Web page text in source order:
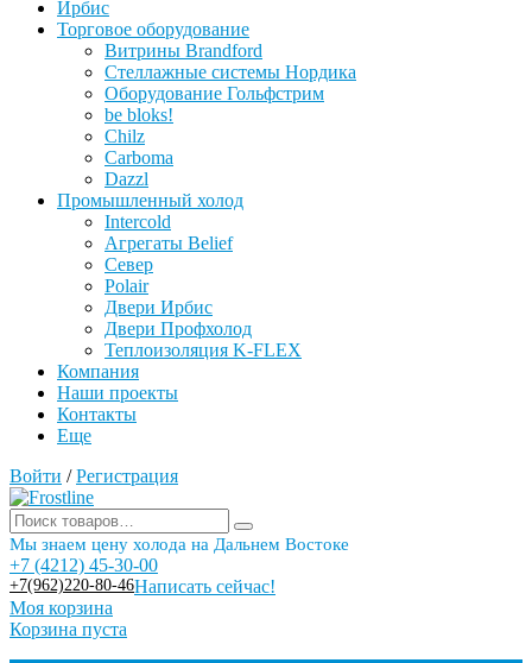
Ирбис
Торговое оборудование
Витрины Brandford
Стеллажные системы Нордика
Оборудование Гольфстрим
be bloks!
Chilz
Carboma
Dazzl
Промышленный холод
Intercold
Агрегаты Belief
Север
Polair
Двери Ирбис
Двери Профхолод
Теплоизоляция K-FLEX
Компания
Наши проекты
Контакты
Еще
Войти / Регистрация
Мы знаем цену холода на Дальнем Востоке
+7 (4212) 45-30-00
+7(962)220-80-46Написать сейчас!
Моя корзина
Корзина пуста